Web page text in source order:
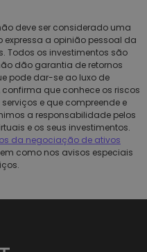
deve ser considerado uma
a opinião pessoal da
Todos os investimentos são
dão garantia de retornos
pode dar-se ao luxo de
confirma que conhece os riscos
e que compreende e
a responsabilidade pelos
e os seus investimentos.
da negociação de ativos
como nos avisos especiais